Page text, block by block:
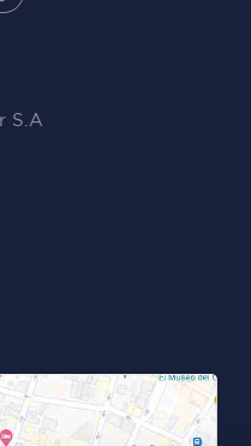
S.A